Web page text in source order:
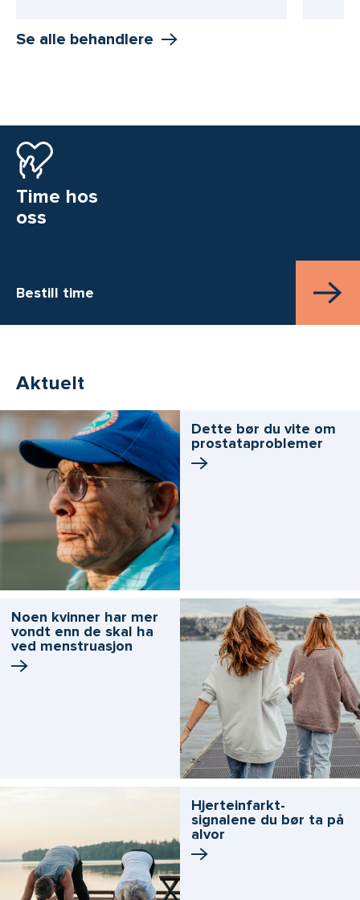
Se alle behandlere
Time hos
oss
Bestill time
Aktuelt
Dette bør du vite om
prostata­problemer
Noen kvinner har mer
vondt enn de skal ha
ved menstruasjon
Hjerteinfarkt-
signalene du bør ta på
alvor